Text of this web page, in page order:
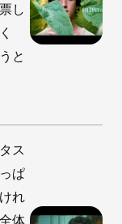
し
と
ス
ぱ
れ
体